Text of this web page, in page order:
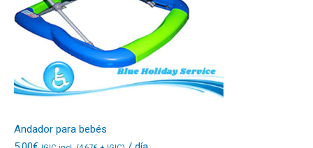
Andador para bebés